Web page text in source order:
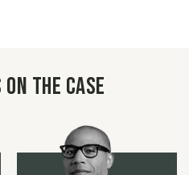
the case